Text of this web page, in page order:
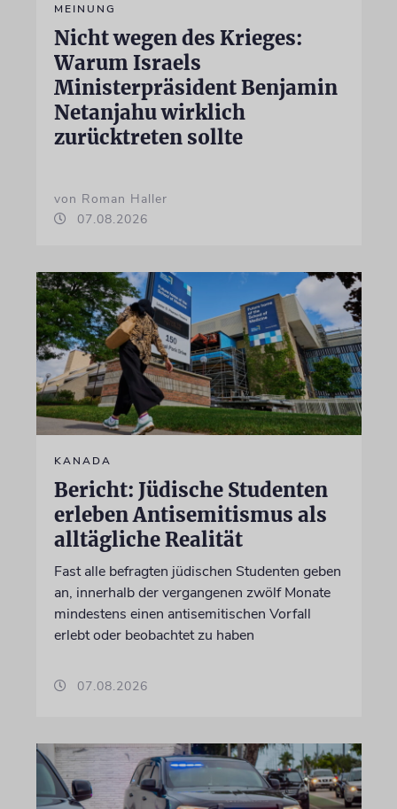
MEINUNG
Nicht wegen des Krieges:
Warum Israels
Ministerpräsident Benjamin
Netanjahu wirklich
zurücktreten sollte
von Roman Haller
07.08.2026
KANADA
Bericht: Jüdische Studenten
erleben Antisemitismus als
alltägliche Realität
Fast alle befragten jüdischen Studenten geben
an, innerhalb der vergangenen zwölf Monate
mindestens einen antisemitischen Vorfall
erlebt oder beobachtet zu haben
07.08.2026